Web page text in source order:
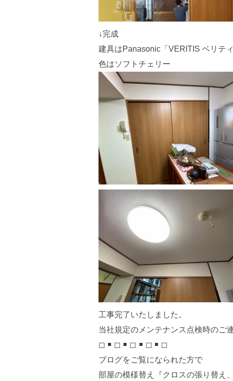
↓完成
建具はPanasonic「VERITIS ベリテ
色はソフトチェリー
工事完了いたしました。
当社規定のメンテナンス点検時のご
◻︎
◻︎ ◻︎ ◻︎
◻︎
ブログをご覧になられた方で
部屋の模様替え『クロスの張り替え